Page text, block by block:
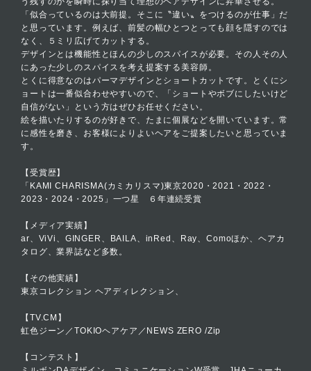
「似合っているのは大前提。そこに〝違い〟をつけるのが仕事」だ
と思っています。例えば、前髪の幅ひとつとっても顔を隠すのでは
なく、５ミリ広げてカットする。
デザインとは機能性とほんの少しのスパイスが必要。その人その人
にあった少しのスパイスを考え提案する美容師。
とくに得意なのはパーマデザインとショートカットです。とくにシ
ョートは一番似合わせやすいので、「ショートやボブにしたいけど
自信がない」という方はぜひお任せください。
絵を描いたりするのが好きで、たまに個展などを開いています。常
に感性を磨き、お客様によりよいヘアをご提案したいと思っていま
す。
【受賞歴】
「KAMI CHARISMA(カミカリスマ)東京2020・2021・2022・
2023・2024・2025」一つ星 ６年連続受賞
【メディア実績】
ar、ViVi、GINGER、BAILA、inRed、Ray、Comoほか、ヘアカ
タログ、業界誌など多数。
【その他実績】
東京コレクション ヘアディレクション、
【TV.CM】
虹色ジーン／TOKIOヘアケア／NEWS ZERO /Zip
【コンテスト】